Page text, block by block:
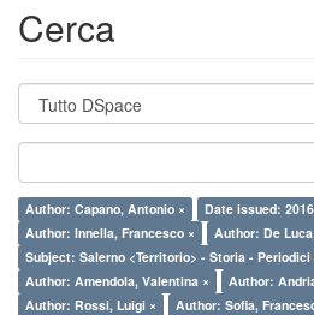
Cerca
Author: Capano, Antonio × Date issued:
Author: Innella, Francesco ×
Author: De
Subject: Salerno <Territorio> - Storia - Periodici
Author: Amendola, Valentina ×
Author:
Author: Rossi, Luigi ×
Author: Sofia,